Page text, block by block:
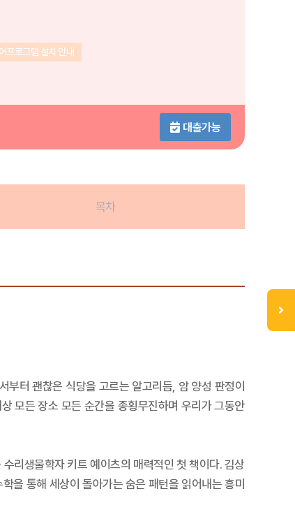
프로그램 설치 안내
대출가능
목차
터 괜찮은 식당을 고르는 알고리듬, 암 양성 판정이
모든 장소 모든 순간을 종횡무진하며 우리가 그동안
수리생물학자 키트 예이츠의 매력적인 첫 책이다. 김상
을 통해 세상이 돌아가는 숨은 패턴을 읽어내는 흥미